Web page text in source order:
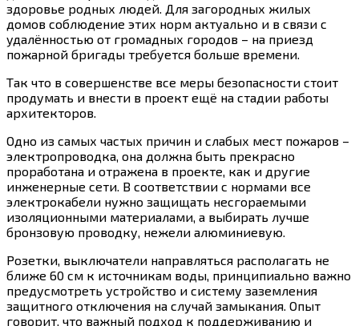
здоровье родных людей. Для загородных жилых
домов соблюдение этих норм актуально и в связи с
удалённостью от громадных городов – на приезд
пожарной бригады требуется больше времени.
Так что в совершенстве все меры безопасности стоит
продумать и внести в проект ещё на стадии работы
архитекторов.
Одно из самых частых причин и слабых мест пожаров –
электропроводка, она должна быть прекрасно
проработана и отражена в проекте, как и другие
инженерные сети. В соответствии с нормами все
электрокабели нужно защищать несгораемыми
изоляционными материалами, а выбирать лучше
бронзовую проводку, нежели алюминиевую.
Розетки, выключатели направляться располагать не
ближе 60 см к источникам воды, принципиально важно
предусмотреть устройство и систему заземления
защитного отключения на случай замыкания. Опыт
говорит, что важный подход к поддерживанию и